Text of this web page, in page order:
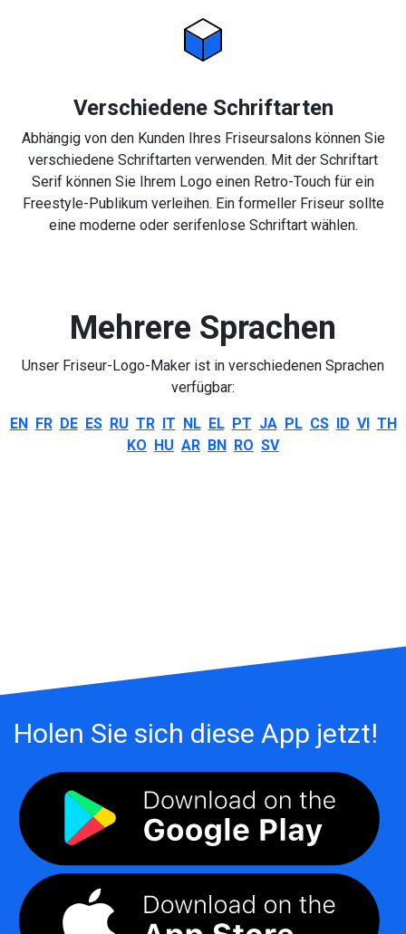
Verschiedene Schriftarten
Abhängig von den Kunden Ihres Friseursalons können Sie
verschiedene Schriftarten verwenden. Mit der Schriftart
Serif können Sie Ihrem Logo einen Retro-Touch für ein
Freestyle-Publikum verleihen. Ein formeller Friseur sollte
eine moderne oder serifenlose Schriftart wählen.
Mehrere Sprachen
Unser Friseur-Logo-Maker ist in verschiedenen Sprachen
verfügbar:
EN FR DE ES RU TR IT NL EL PT JA PL CS ID VI TH
KO HU AR BN RO SV
Holen Sie sich diese App jetzt!